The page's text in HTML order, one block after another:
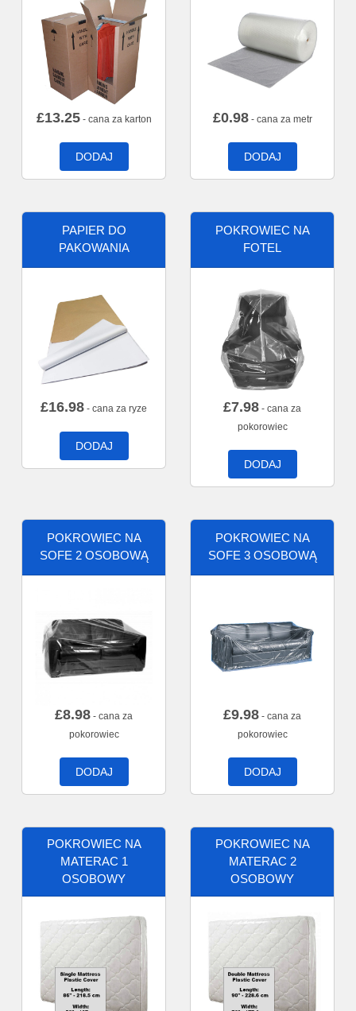
£13.25- cana za karton
DODAJ
£0.98- cana za metr
DODAJ
PAPIER DO
PAKOWANIA
£16.98 - cana za ryze
DODAJ
POKROWIEC NA
FOTEL
£7.98 - cana za
pokorowiec
DODAJ
POKROWIEC NA
SOFE 2 OSOBOWĄ
£8.98 - cana za
pokorowiec
DODAJ
POKROWIEC NA
SOFE 3 OSOBOWĄ
£9.98 - cana za
pokorowiec
DODAJ
POKROWIEC NA
MATERAC 1
OSOBOWY
POKROWIEC NA
MATERAC 2
OSOBOWY